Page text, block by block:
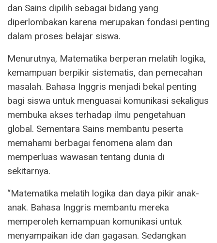
dan Sains dipilih sebagai bidang yang
diperlombakan karena merupakan fondasi penting
dalam proses belajar siswa.
Menurutnya, Matematika berperan melatih logika,
kemampuan berpikir sistematis, dan pemecahan
masalah. Bahasa Inggris menjadi bekal penting
bagi siswa untuk menguasai komunikasi sekaligus
membuka akses terhadap ilmu pengetahuan
global. Sementara Sains membantu peserta
memahami berbagai fenomena alam dan
memperluas wawasan tentang dunia di
sekitarnya.
“Matematika melatih logika dan daya pikir anak-
anak. Bahasa Inggris membantu mereka
memperoleh kemampuan komunikasi untuk
menyampaikan ide dan gagasan. Sedangkan